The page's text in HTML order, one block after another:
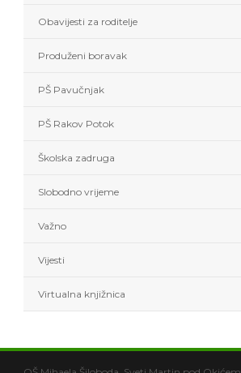
Obavijesti za roditelje
Produženi boravak
PŠ Pavučnjak
PŠ Rakov Potok
Školska zadruga
Slobodno vrijeme
Važno
Vijesti
Virtualna knjižnica